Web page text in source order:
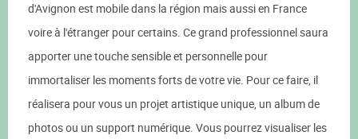
d'Avignon est mobile dans la région mais aussi en France
voire à l'étranger pour certains. Ce grand professionnel saura
apporter une touche sensible et personnelle pour
immortaliser les moments forts de votre vie. Pour ce faire, il
réalisera pour vous un projet artistique unique, un album de
photos ou un support numérique. Vous pourrez visualiser les